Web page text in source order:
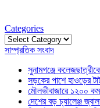
Categories
Categories
সাম্প্রতিক সংবাদ
সুনামগঞ্জে
সড়কের পাশে হাওড়ের
মৌলভীবাজারে ১২০০
দেশের বড় চ্যালেঞ্জ